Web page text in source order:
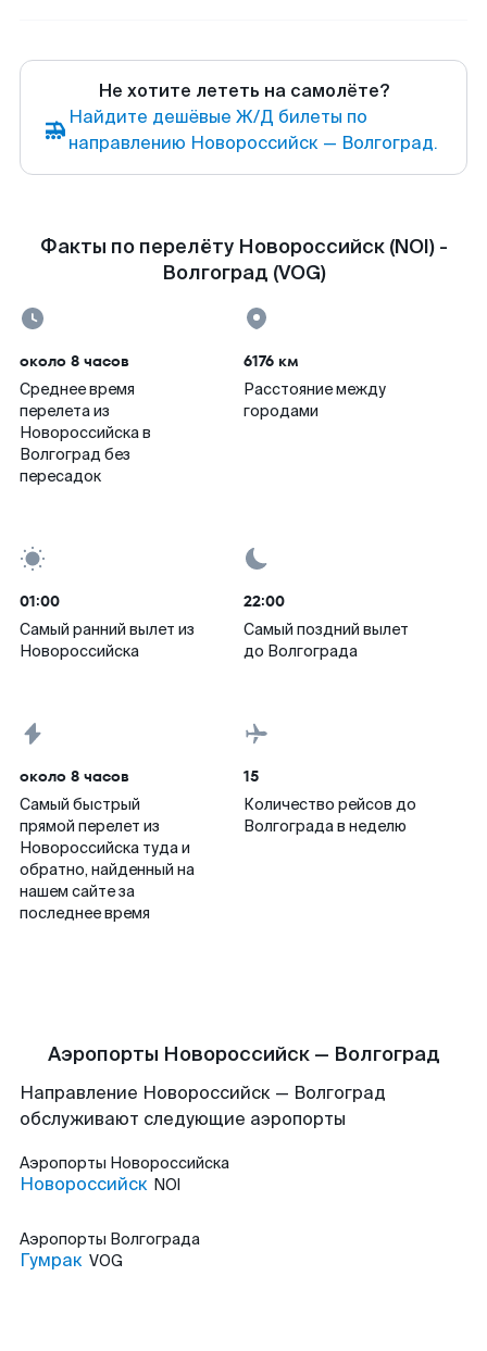
Не хотите лететь на самолёте?
Найдите дешёвые Ж/Д билеты по
направлению Новороссийск — Волгоград.
Факты по перелёту Новороссийск (NOI) -
Волгоград (VOG)
около 8 часов
Среднее время
перелета из
Новороссийска в
Волгоград без
пересадок
6176 км
Расстояние между
городами
01:00
Самый ранний вылет из
Новороссийска
22:00
Самый поздний вылет
до Волгограда
около 8 часов
Самый быстрый
прямой перелет из
Новороссийска туда и
обратно, найденный на
нашем сайте за
последнее время
15
Количество рейсов до
Волгограда в неделю
Аэропорты Новороссийск — Волгоград
Направление Новороссийск — Волгоград
обслуживают следующие аэропорты
Аэропорты Новороссийска
Новороссийск NOI
Аэропорты Волгограда
Гумрак VOG